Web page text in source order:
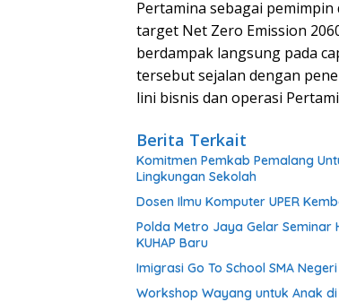
Pertamina sebagai
target Net Zero Emission
berdampak langsung pada
tersebut sejalan dengan
lini bisnis dan operasi
Berita Terkait
Komitmen Pemkab Pemalang
Lingkungan Sekolah
Dosen Ilmu Komputer UPER
Polda Metro Jaya Gelar Seminar
KUHAP Baru
Imigrasi Go To School SMA
Workshop Wayang untuk Anak